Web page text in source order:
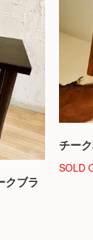
クブラ
チー
SOLD